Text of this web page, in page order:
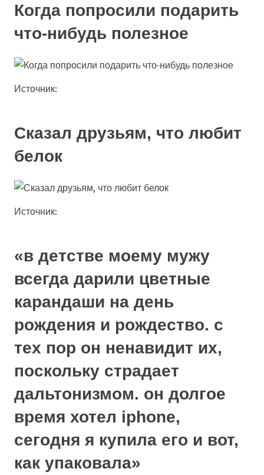
Когда попросили подарить
что-нибудь полезное
Источник:
Сказал друзьям, что любит
белок
Источник:
«в детстве моему мужу
всегда дарили цветные
карандаши на день
рождения и рождество. с
тех пор он ненавидит их,
поскольку страдает
дальтонизмом. он долгое
время хотел iphone,
сегодня я купила его и вот,
как упаковала»